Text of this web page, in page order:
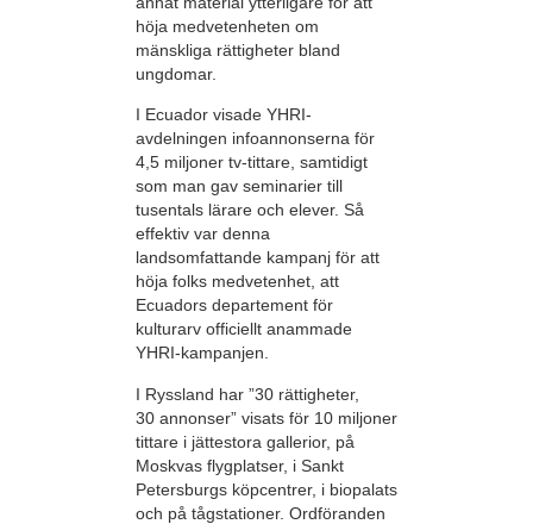
höja medvetenheten om
mänskliga rättigheter bland
ungdomar.
I Ecuador visade YHRI-
avdelningen infoannonserna för
4,5 miljoner tv-tittare, samtidigt
som man gav seminarier till
tusentals lärare och elever. Så
effektiv var denna
landsomfattande kampanj för att
höja folks medvetenhet, att
Ecuadors departement för
kulturarv officiellt anammade
YHRI-kampanjen.
I Ryssland har ”30 rättigheter,
30 annonser” visats för 10 miljoner
tittare i jättestora gallerior, på
Moskvas flygplatser, i Sankt
Petersburgs köpcentrer, i biopalats
och på tågstationer. Ordföranden